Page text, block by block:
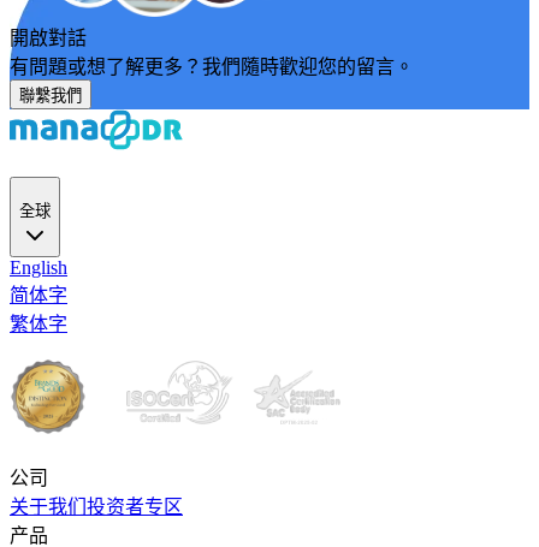
開啟對話
有問題或想了解更多？我們隨時歡迎您的留言。
聯繫我們
全球
English
简体字
繁体字
公司
关于我们 投资者专区
产品